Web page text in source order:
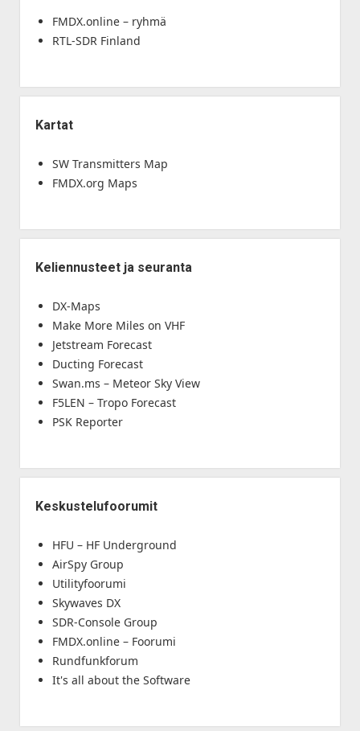
FMDX.online – ryhmä
RTL-SDR Finland
Kartat
SW Transmitters Map
FMDX.org Maps
Keliennusteet ja seuranta
DX-Maps
Make More Miles on VHF
Jetstream Forecast
Ducting Forecast
Swan.ms – Meteor Sky View
F5LEN – Tropo Forecast
PSK Reporter
Keskustelufoorumit
HFU – HF Underground
AirSpy Group
Utilityfoorumi
Skywaves DX
SDR-Console Group
FMDX.online – Foorumi
Rundfunkforum
It's all about the Software